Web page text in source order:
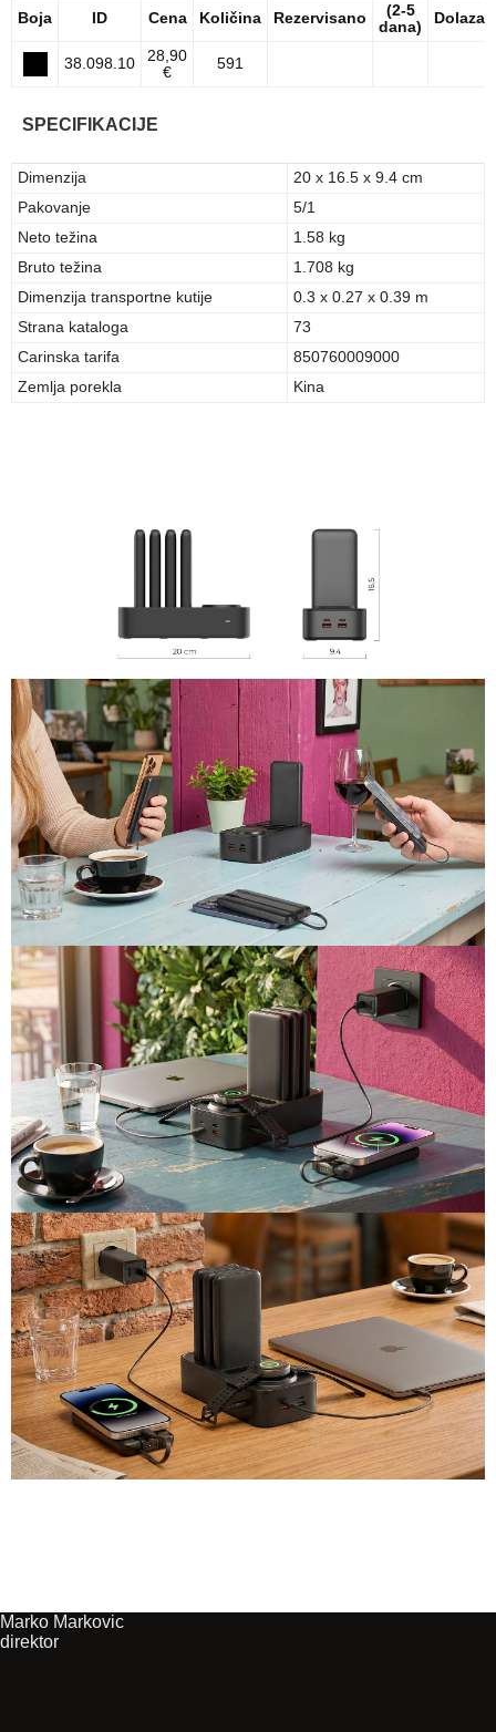
Boja ID Cena Količina Rezervisano
(2-5
dana)
Dolazak
38.098.10
28,90
€
591
SPECIFIKACIJE
Dimenzija
20 x 16.5 x 9.4 cm
Pakovanje
5/1
Neto težina
1.58 kg
Bruto težina
1.708 kg
Dimenzija transportne kutije
0.3 x 0.27 x 0.39 m
Strana kataloga
73
Carinska tarifa
850760009000
Zemlja porekla
Kina
Marko Markovic
direktor